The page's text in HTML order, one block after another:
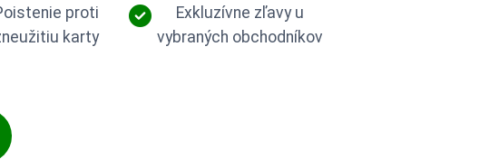
proti
karty
Exkluzívne zľavy u
vybraných obchodníkov